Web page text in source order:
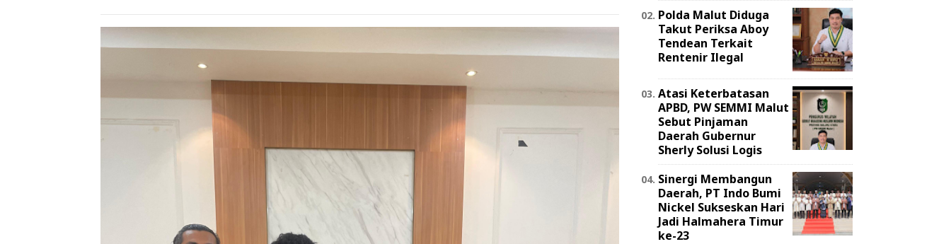
Polda Malut Diduga
Takut Periksa Aboy
Tendean Terkait
Rentenir Ilegal
Atasi Keterbatasan
APBD, PW SEMMI Malut
Sebut Pinjaman
Daerah Gubernur
Sherly Solusi Logis
Sinergi Membangun
Daerah, PT Indo Bumi
Nickel Sukseskan Hari
Jadi Halmahera Timur
ke-23